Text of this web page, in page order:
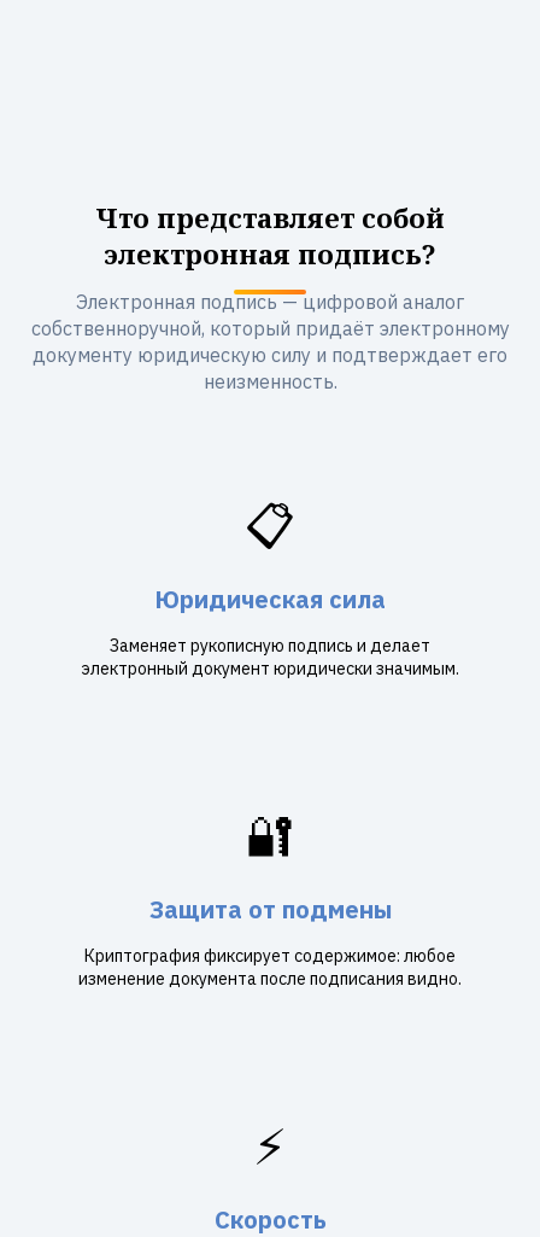
Что представляет собой
электронная подпись?
Электронная подпись — цифровой аналог
собственноручной, который придаёт электронному
документу юридическую силу и подтверждает его
неизменность.
📋
Юридическая сила
Заменяет рукописную подпись и делает
электронный документ юридически значимым.
🔐
Защита от подмены
Криптография фиксирует содержимое: любое
изменение документа после подписания видно.
⚡
Скорость